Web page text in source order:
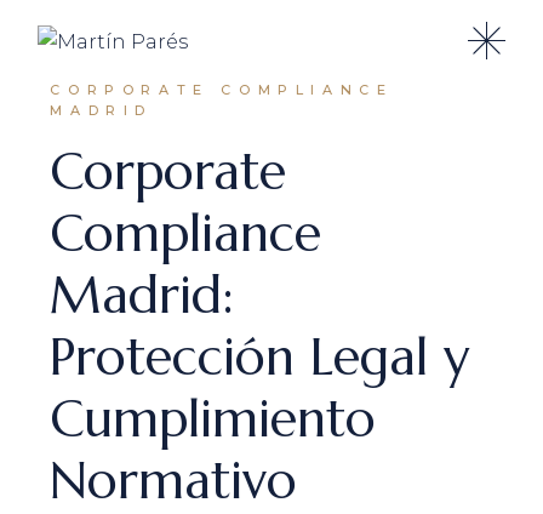
CORPORATE COMPLIANCE
MADRID
Corporate
Compliance
Madrid:
Protección Legal y
Cumplimiento
Normativo